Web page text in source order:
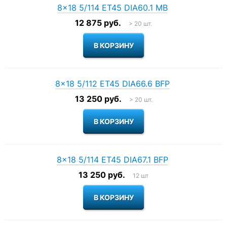
8×18 5/114 ET45 DIA60.1 MB
12 875 руб.
> 20 шт.
8×18 5/112 ET45 DIA66.6 BFP
13 250 руб.
> 20 шт.
8×18 5/114 ET45 DIA67.1 BFP
13 250 руб.
12 шт